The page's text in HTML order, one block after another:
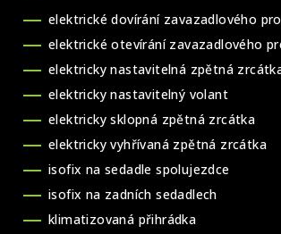
elektrické dovírání zavazadlového
elektrické otevírání zavazadlového
elektricky nastavitelná zpětná
elektricky nastavitelný volant
elektricky sklopná zpětná zrcátka
elektricky vyhřívaná zpětná zrcátka
isofix na sedadle spolujezdce
isofix na zadních sedadlech
klimatizovaná přihrádka